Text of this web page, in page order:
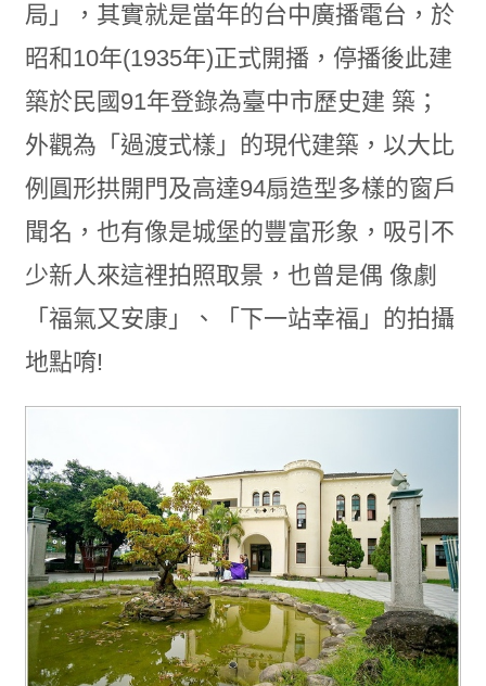
局」，其實就是當年的台中廣播電台，於
昭和10年(1935年)正式開播，停播後此建
築於民國91年登錄為臺中市歷史建 築；
外觀為「過渡式樣」的現代建築，以大比
例圓形拱開門及高達94扇造型多樣的窗戶
聞名，也有像是城堡的豐富形象，吸引不
少新人來這裡拍照取景，也曾是偶 像劇
「福氣又安康」、「下一站幸福」的拍攝
地點唷!